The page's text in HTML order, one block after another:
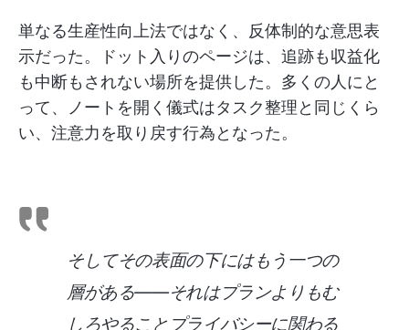
単なる生産性向上法ではなく、反体制的な意思表
示だった。ドット入りのページは、追跡も収益化
も中断もされない場所を提供した。多くの人にと
って、ノートを開く儀式はタスク整理と同じくら
い、注意力を取り戻す行為となった。
そしてその表面の下にはもう一つの
層がある——それはプランよりもむ
しろやること プライバシーに関わる